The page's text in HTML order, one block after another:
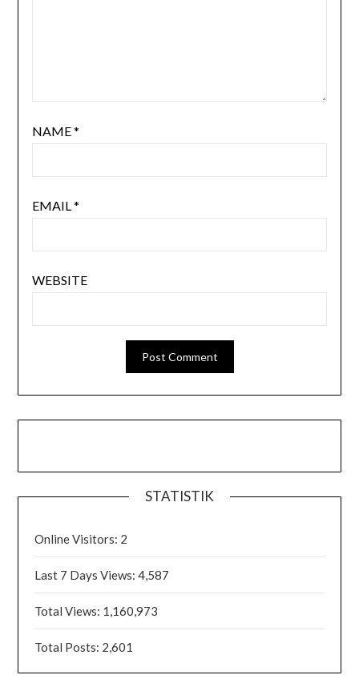
NAME*
EMAIL*
WEBSITE
STATISTIK
Online Visitors: 2
Last 7 Days Views:4,587
Total Views: 1,160,973
Total Posts: 2,601